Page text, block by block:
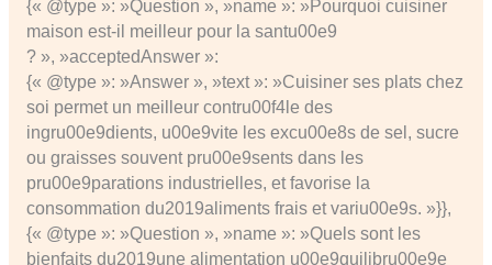
{« @type »: »Question », »name »: »Pourquoi cuisiner
maison est-il meilleur pour la santu00e9
? », »acceptedAnswer »:
{« @type »: »Answer », »text »: »Cuisiner ses plats chez
soi permet un meilleur contru00f4le des
ingru00e9dients, u00e9vite les excu00e8s de sel, sucre
ou graisses souvent pru00e9sents dans les
pru00e9parations industrielles, et favorise la
consommation du2019aliments frais et variu00e9s. »}},
{« @type »: »Question », »name »: »Quels sont les
bienfaits du2019une alimentation u00e9quilibru00e9e